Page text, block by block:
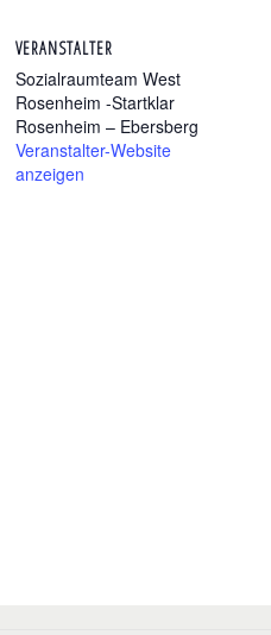
VERANSTALTER
Sozialraumteam West
Rosenheim -Startklar
Rosenheim – Ebersberg
Veranstalter-Website
anzeigen